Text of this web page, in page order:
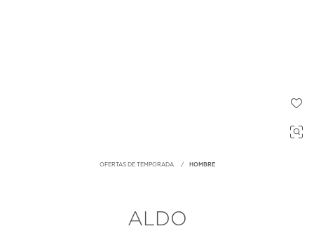
OFERTAS DE TEMPORADA HOMBRE
ALDO